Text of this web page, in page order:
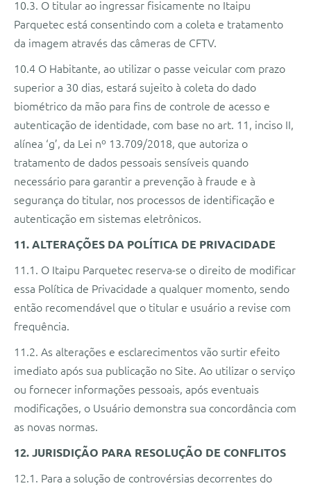
10.3. O titular ao ingressar fisicamente no Itaipu
Parquetec está consentindo com a coleta e tratamento
da imagem através das câmeras de CFTV.
10.4 O Habitante, ao utilizar o passe veicular com prazo
superior a 30 dias, estará sujeito à coleta do dado
biométrico da mão para fins de controle de acesso e
autenticação de identidade, com base no art. 11, inciso II,
alínea ‘g’, da Lei nº 13.709/2018, que autoriza o
tratamento de dados pessoais sensíveis quando
necessário para garantir a prevenção à fraude e à
segurança do titular, nos processos de identificação e
autenticação em sistemas eletrônicos.
11. ALTERAÇÕES DA POLÍTICA DE PRIVACIDADE
11.1. O Itaipu Parquetec reserva-se o direito de modificar
essa Política de Privacidade a qualquer momento, sendo
então recomendável que o titular e usuário a revise com
frequência.
11.2. As alterações e esclarecimentos vão surtir efeito
imediato após sua publicação no Site. Ao utilizar o serviço
ou fornecer informações pessoais, após eventuais
modificações, o Usuário demonstra sua concordância com
as novas normas.
12. JURISDIÇÃO PARA RESOLUÇÃO DE CONFLITOS
12.1. Para a solução de controvérsias decorrentes do